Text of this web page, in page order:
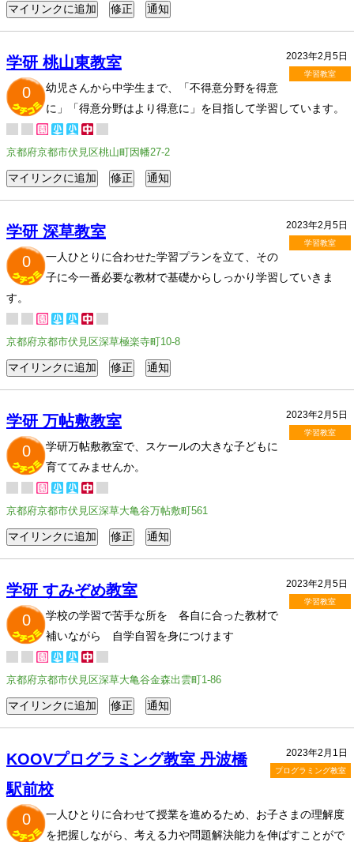
2023年2月5日
学習教室
学研 桃山東教室
0
幼児さんから中学生まで、「不得意分野を得意
に」「得意分野はより得意に」を目指して学習しています。
京都府京都市伏見区桃山町因幡27-2
2023年2月5日
学習教室
学研 深草教室
0
一人ひとりに合わせた学習プランを立て、その
子に今一番必要な教材で基礎からしっかり学習していきま
す。
京都府京都市伏見区深草極楽寺町10-8
2023年2月5日
学習教室
学研 万帖敷教室
0
学研万帖敷教室で、スケールの大きな子どもに
育ててみませんか。
京都府京都市伏見区深草大亀谷万帖敷町561
2023年2月5日
学習教室
学研 すみぞめ教室
0
学校の学習で苦手な所を 各自に合った教材で
補いながら 自学自習を身につけます
京都府京都市伏見区深草大亀谷金森出雲町1-86
2023年2月1日
プログラミング教室
KOOVプログラミング教室 丹波橋
駅前校
0
一人ひとりに合わせて授業を進めるため、お子さまの理解度
を把握しながら、考える力や問題解決能力を伸ばすことがで